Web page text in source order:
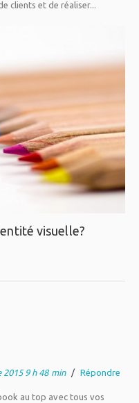
clients et de réaliser...
visuelle?
9 h 48 min / Répondre
au top avec tous vos